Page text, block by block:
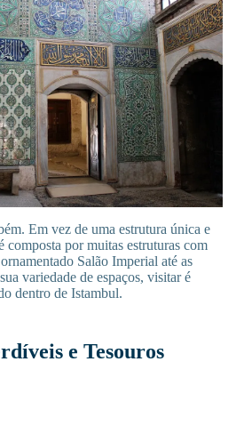
Em vez de uma estrutura única e
composta por muitas estruturas com
Salão Imperial até as
variedade de espaços, visitar é
dentro de Istambul.
e Tesouros